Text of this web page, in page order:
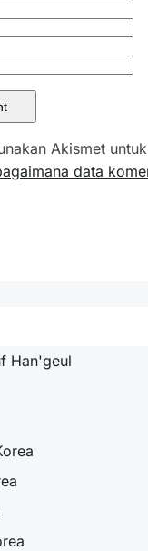
Akismet
data
Han'geul